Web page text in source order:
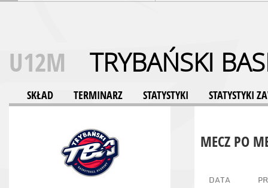
U12M TRYBAŃSKI
SKŁAD TERMINARZ STATYSTYKI STATYSTYKI
MECZ PO
DATA